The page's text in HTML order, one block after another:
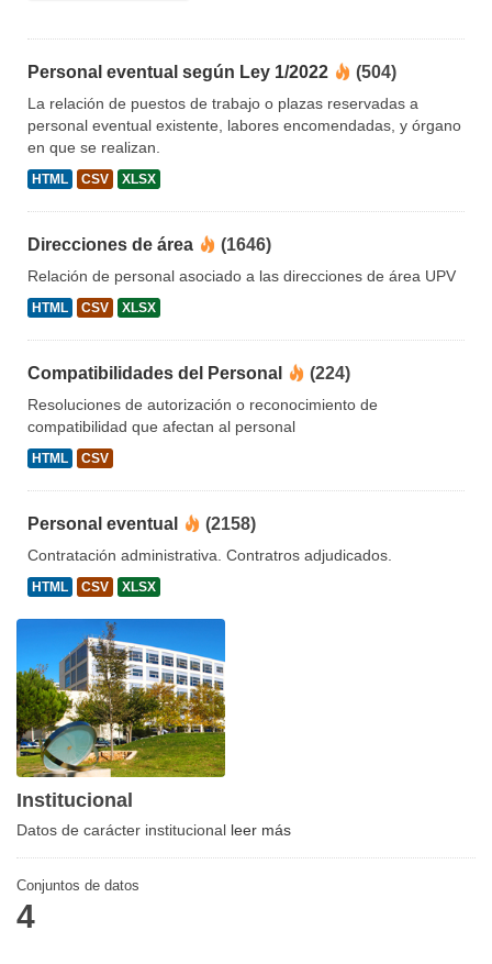
Personal eventual según Ley 1/2022 (504)
La relación de puestos de trabajo o plazas reservadas a
personal eventual existente, labores encomendadas, y órgano
en que se realizan.
HTML CSV XLSX
Direcciones de área (1646)
Relación de personal asociado a las direcciones de área UPV
HTML CSV XLSX
Compatibilidades del Personal (224)
Resoluciones de autorización o reconocimiento de
compatibilidad que afectan al personal
HTML CSV
Personal eventual (2158)
Contratación administrativa. Contratros adjudicados.
HTML CSV XLSX
Institucional
Datos de carácter institucional leer más
Conjuntos de datos
4